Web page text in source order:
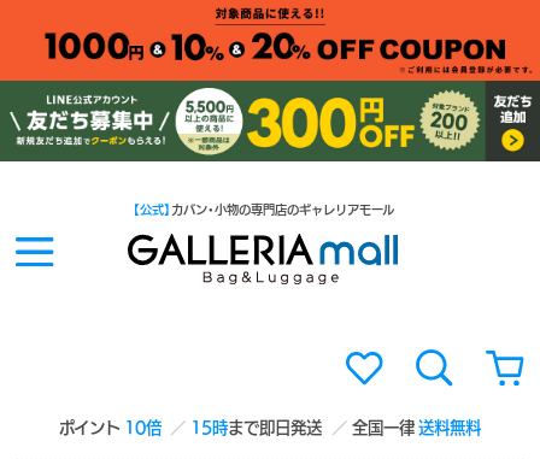
ポイント 10倍 15時まで即日発送 全国一律送料無料
【公式】 カバン・小物の専門店のギャレリアモール